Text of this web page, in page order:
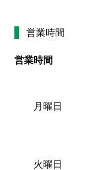
営業時間
営業時間
月曜日
火曜日